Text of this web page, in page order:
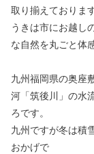
取り揃えております
うきは市にお越し
な自然を丸ごと体
九州福岡県の奥座
河「筑後川」の水
ろです。
九州ですが冬は積
おかげで